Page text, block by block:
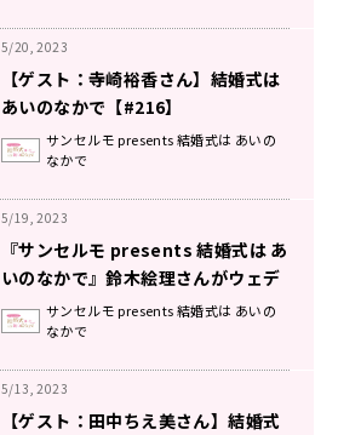
5/20, 2023
【ゲスト：寺崎裕香さん】結婚式は
あいのなかで【#216】
サンセルモ presents 結婚式は あいの
なかで
5/19, 2023
『サンセルモ presents 結婚式は あ
いのなかで』鈴木絵理さんがウェデ
ィングドレス姿でゲスト出演！(6月
3日・6月10日)
サンセルモ presents 結婚式は あいの
なかで
5/13, 2023
【ゲスト：田中ちえ美さん】結婚式